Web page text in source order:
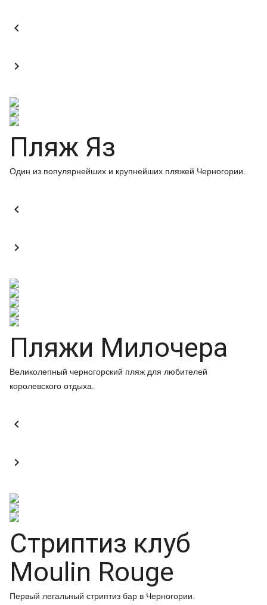


Пляж Яз
Один из популярнейших и крупнейших пляжей Черногории.


Пляжи Милочера
Великолепный черногорский пляж для любителей
королевского отдыха.


Стриптиз клуб
Moulin Rouge
Первый легальный стриптиз бар в Черногории.